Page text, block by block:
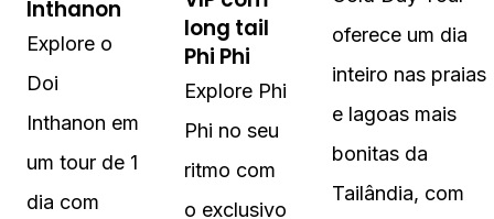
Inthanon
Explore o
Doi
Inthanon em
um tour de 1
dia com
long tail
Phi Phi
Explore Phi
Phi no seu
ritmo com
o exclusivo
oferece um dia
inteiro nas praias
e lagoas mais
bonitas da
Tailândia, com